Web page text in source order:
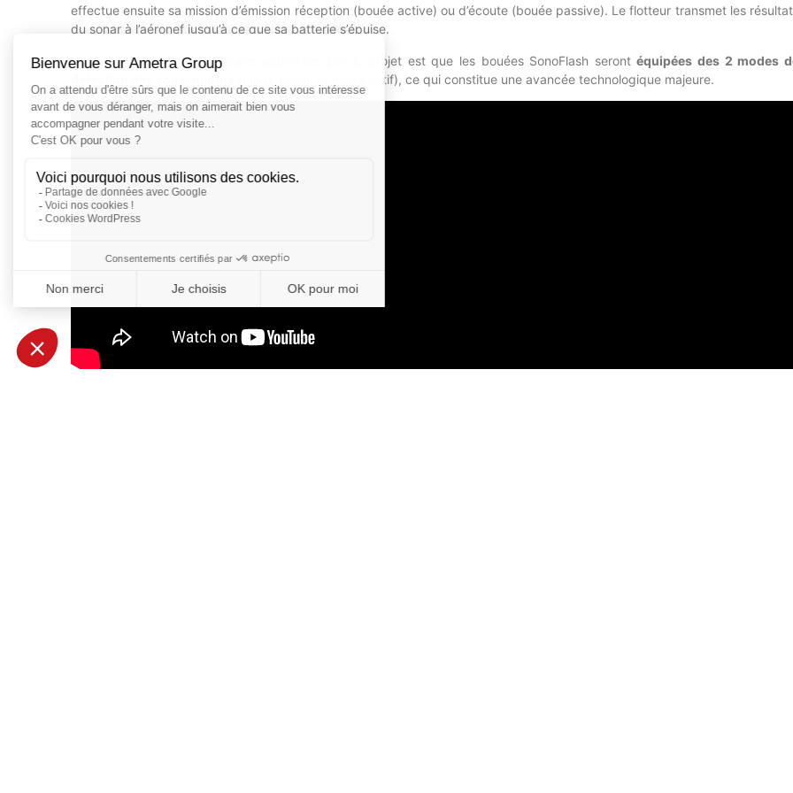
effectue ensuite sa mission d’émission réception (bouée active) ou d’écoute (bouée passive). Le flotteur transmet les
du sonar à l’aéronef jusqu’à ce que sa batterie s’épuise.
L’une des innovations majeures apportées par le projet est que les bouées SonoFlash serontéquipées des 2 modes
(mode passif et mode actif), ce qui constitue une avancée technologique majeure.